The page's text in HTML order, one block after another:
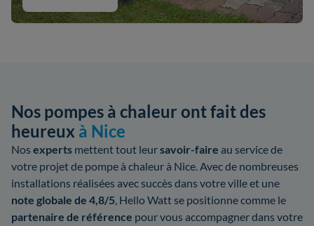
Nos pompes à chaleur ont fait des
heureux à Nice
Nos experts mettent tout leursavoir-faire au service de
votre projet de pompe à chaleur à Nice. Avec de nombreuses
installations réalisées avec succès dans votre ville et une
note globale de 4,8/5, Hello Watt se positionne comme le
partenaire de référence pour vous accompagner dans votre